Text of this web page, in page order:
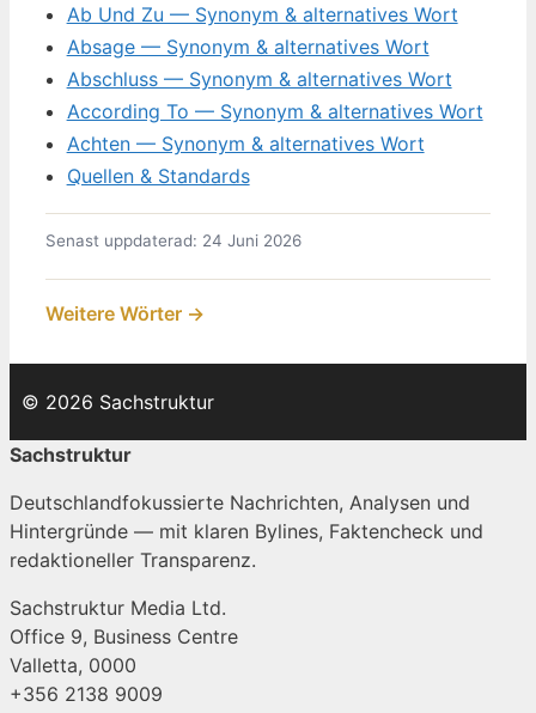
Ab Und Zu — Synonym & alternatives Wort
Absage — Synonym & alternatives Wort
Abschluss — Synonym & alternatives Wort
According To — Synonym & alternatives Wort
Achten — Synonym & alternatives Wort
Quellen & Standards
Senast uppdaterad: 24 Juni 2026
Weitere Wörter →
© 2026 Sachstruktur
Sachstruktur
Deutschlandfokussierte Nachrichten, Analysen und
Hintergründe — mit klaren Bylines, Faktencheck und
redaktioneller Transparenz.
Sachstruktur Media Ltd.
Office 9, Business Centre
Valletta, 0000
+356 2138 9009